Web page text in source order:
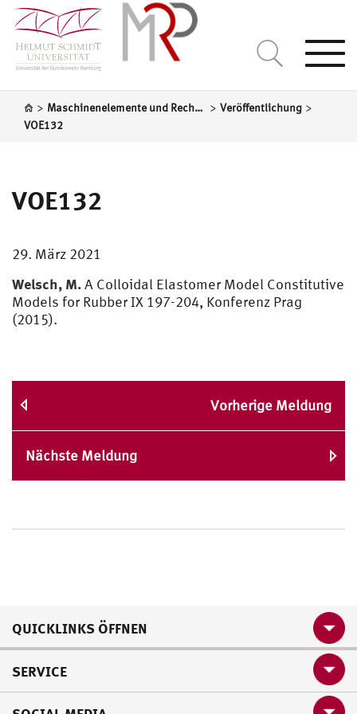
> Maschinenelemente und Rechnergestützte Produktentwicklung > Veröffentlichung >
VOE132
VOE132
29. März 2021
Welsch, M.A Colloidal Elastomer Model Constitutive
Models for Rubber IX 197-204, Konferenz Prag
(2015).
Vorherige Meldung
Nächste Meldung
QUICKLINKS ÖFFNEN
SERVICE